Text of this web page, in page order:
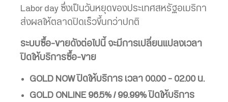
Labor day ซึ่งเป็นวันหยุดของประเทศสหรัฐอเมริกา
ส่งผลให้ตลาดปิดเร็วขึ้นกว่าปกติ
ระบบซื้อ-ขายดังต่อไปนี้ จะมีการเปลี่ยนแปลงเวลา
ปิดให้บริการซื้อ-ขาย
GOLD NOW ปิดให้บริการ เวลา 00.00 – 02.00 น.
GOLD ONLINE 96.5% / 99.99% ปิดให้บริการ